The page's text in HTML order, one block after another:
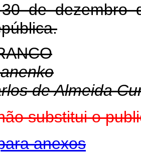
de dezembro
de Almeida
substitui o
anexos